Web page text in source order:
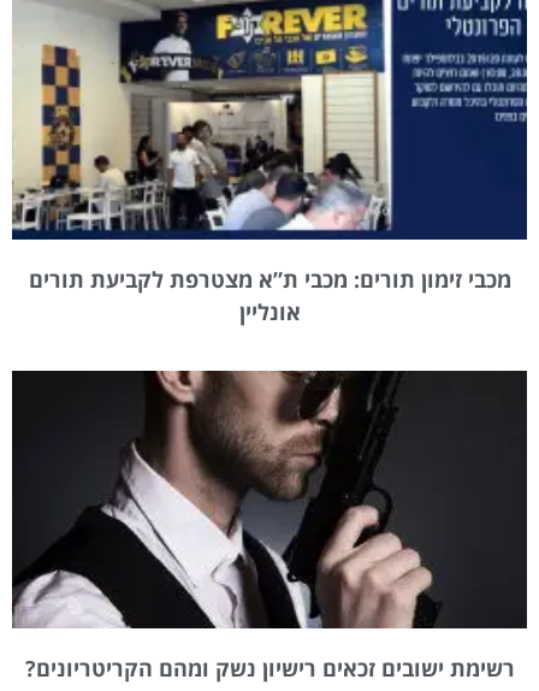
מכבי זימון תורים: מכבי ת”א מצטרפת לקביעת תורים
אונליין
רשימת ישובים זכאים רישיון נשק ומהם הקריטריונים?